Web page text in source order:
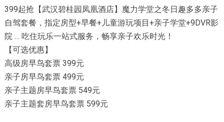
399起抢【武汉碧桂园凤凰酒店】魔力学堂之冬日趣多多亲子
自驾套餐，指定房型+早餐+儿童游玩项目+亲子学堂+9DVR影
院 … 吃住玩乐一站式服务，畅享亲子欢乐时光！
【可选优惠】
高级房早鸟套票 399元
亲子房早鸟套票 499元
亲子主题房早鸟套票 549元
亲子主题套房早鸟套票 599元